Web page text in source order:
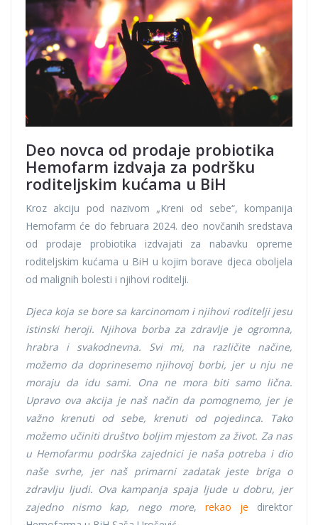
Deo novca od prodaje probiotika
Hemofarm izdvaja za podršku
roditeljskim kućama u BiH
Kroz akciju pod nazivom „Kreni od sebe“, kompanija
Hemofarm će do februara 2024. deo novčanih sredstava
od prodaje probiotika izdvajati za nabavku opreme
roditeljskim kućama u BiH u kojim borave djeca oboljela
od malignih bolesti i njihovi roditelji.
Djeca koja se bore sa karcinomom i njihovi roditelji jesu
istinski heroji. Njihova borba za zdravlje je ogromna,
hrabra i svakodnevna. Svi mi, na različite načine,
možemo da doprinesemo njihovoj borbi, jer u nju ne
moraju da idu sami. Ona ne mora biti samo lična.
Upravo ova akcija je naš način da pomognemo, jer je
važno krenuti od sebe, krenuti od pojedinca. Tako
možemo učiniti društvo boljim mjestom za život. Za nas
u Hemofarmu podrška zajednici je naša potreba i dio
naše svrhe, jer naš primarni zadatak jeste briga o
zdravlju ljudi. Ova kampanja spaja ljude u dobru, jer
zajedno nismo kap, nego more,rekao je direktor